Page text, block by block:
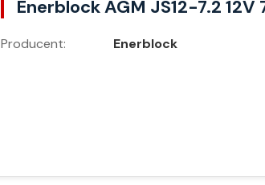
Enerblock AGM JS12-7.2 12V
Producent:
Enerblock